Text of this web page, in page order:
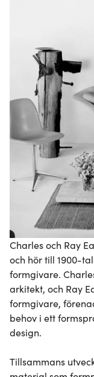
Charles och Ray
och hör till 1900-
formgivare.
arkitekt, och Ray
formgivare,
behov i ett
design.
Tillsammans